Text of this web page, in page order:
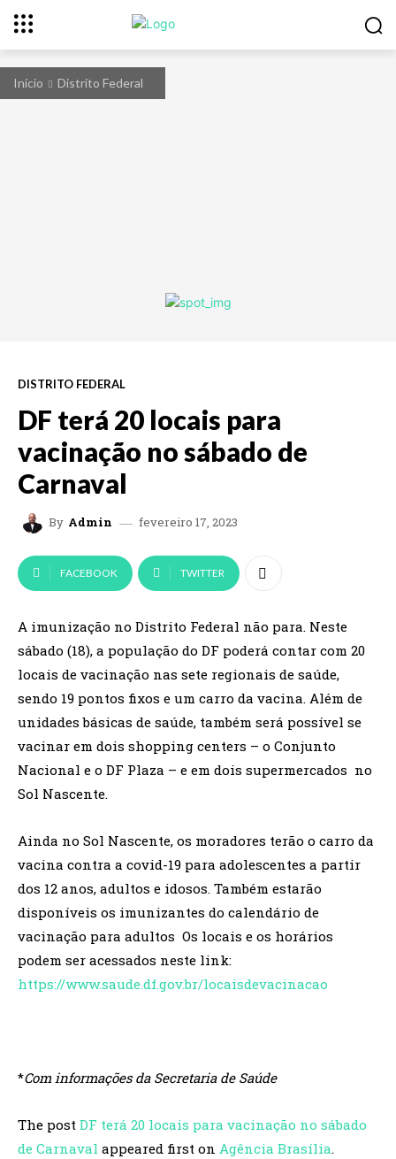
Início Distrito Federal
DISTRITO FEDERAL
DF terá 20 locais para
vacinação no sábado de
Carnaval
By Admin fevereiro 17, 2023
FACEBOOK TWITTER
A imunização no Distrito Federal não para. Neste
sábado (18), a população do DF poderá contar com 20
locais de vacinação nas sete regionais de saúde,
sendo 19 pontos fixos e um carro da vacina. Além de
unidades básicas de saúde, também será possível se
vacinar em dois shopping centers – o Conjunto
Nacional e o DF Plaza – e em dois supermercados no
Sol Nascente.
Ainda no Sol Nascente, os moradores terão o carro da
vacina contra a covid-19 para adolescentes a partir
dos 12 anos, adultos e idosos. Também estarão
disponíveis os imunizantes do calendário de
vacinação para adultos Os locais e os horários
podem ser acessados neste link:
https://www.saude.df.gov.br/locaisdevacinacao
*Com informações da Secretaria de Saúde
The post DF terá 20 locais para vacinação no sábado
de Carnaval appeared first on Agência Brasília.